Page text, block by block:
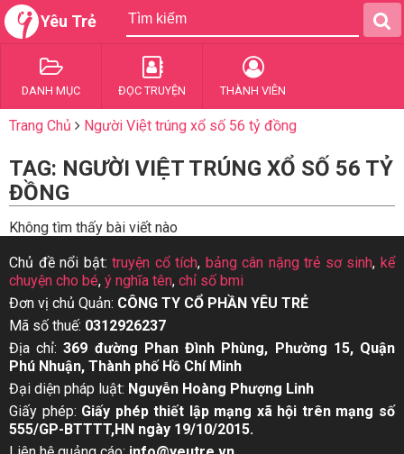
Yêu Trẻ
DANH MỤC ĐỌC TRUYỆN THÀNH VIÊN
Trang Chủ Người Việt trúng xổ số 56 tỷ đồng
TAG: NGƯỜI VIỆT TRÚNG XỔ SỐ 56 TỶ
ĐỒNG
Không tìm thấy bài viết nào
Chủ đề nổi bật:truyện cổ tích, bảng cân nặng trẻ sơ sinh,kể
chuyện cho bé, ý nghĩa tên, chỉ số bmi
Đơn vị chủ Quản: CÔNG TY CỔ PHẦN YÊU TRẺ
Mã số thuế: 0312926237
Địa chỉ:369 đường Phan Đình Phùng, Phường 15, Quận
Phú Nhuận, Thành phố Hồ Chí Minh
Đại diện pháp luật: Nguyễn Hoàng Phượng Linh
Giấy phép: Giấy phép thiết lập mạng xã hội trên mạng số
555/GP-BTTTT,HN ngày 19/10/2015.